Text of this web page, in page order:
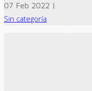
07 Feb 2022 |
Sin categoría